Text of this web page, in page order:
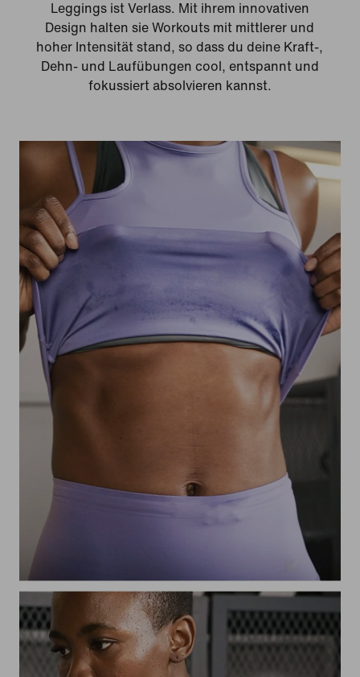
Leggings ist Verlass. Mit ihrem innovativen
Design halten sie Workouts mit mittlerer und
hoher Intensität stand, so dass du deine Kraft-,
Dehn- und Laufübungen cool, entspannt und
fokussiert absolvieren kannst.